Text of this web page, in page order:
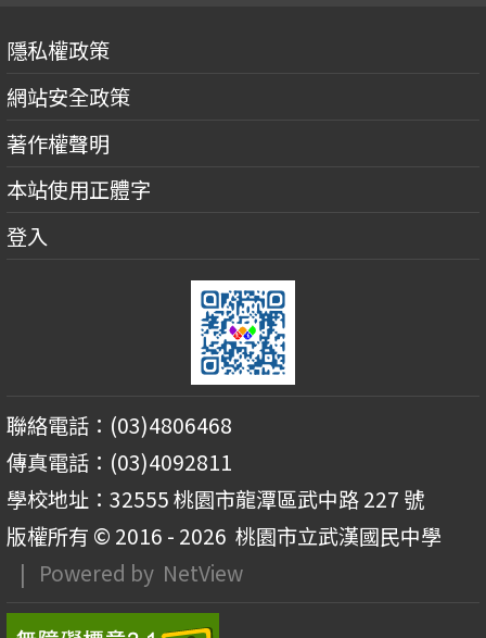
隱私權政策
網站安全政策
著作權聲明
本站使用正體字
登入
聯絡電話：(03)4806468
傳真電話：(03)4092811
學校地址：32555 桃園市龍潭區武中路 227 號
版權所有 © 2016 - 2026 桃園市立武漢國民中學
| Powered by NetView